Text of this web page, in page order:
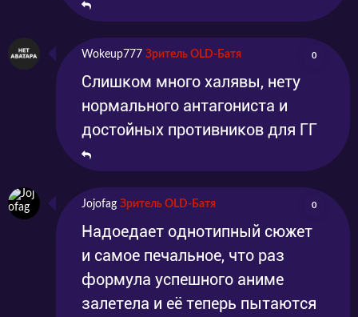
Wokeup777 Зритель OLD-Батя 0
Слишком много халявы, нету
нормального антагониста и
достойных противников для ГГ
Jojofag Зритель OLD-Батя 0
Надоедает однотипный сюжет
и самое печальное, что раз
формула успешного аниме
залетела и её теперь пытаются